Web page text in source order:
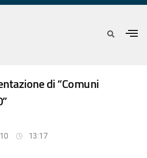
di “Comuni
13:17